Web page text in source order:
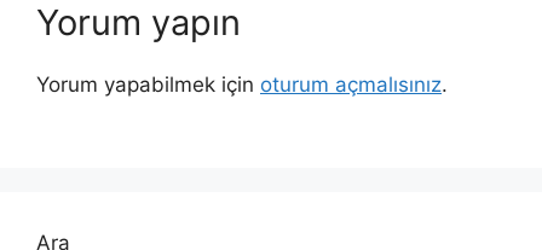
Yorum yapın
Yorum yapabilmek için oturum açmalısınız.
Ara